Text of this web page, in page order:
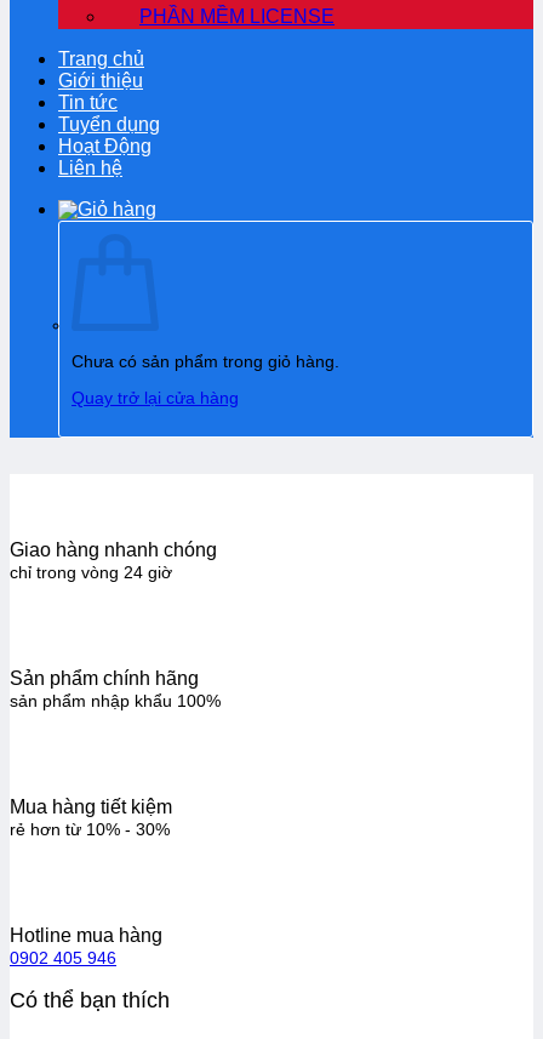
PHẦN MỀM LICENSE
Trang chủ
Giới thiệu
Tin tức
Tuyển dụng
Hoạt Động
Liên hệ
Chưa có sản phẩm trong giỏ hàng.
Quay trở lại cửa hàng
Giao hàng nhanh chóng
chỉ trong vòng 24 giờ
Sản phẩm chính hãng
sản phẩm nhập khẩu 100%
Mua hàng tiết kiệm
rẻ hơn từ 10% - 30%
Hotline mua hàng
0902 405 946
Có thể bạn thích